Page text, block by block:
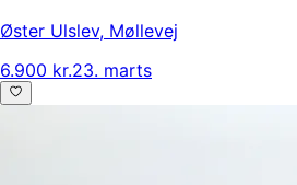
Øster Ulslev, Møllevej
6.900 kr.23. marts